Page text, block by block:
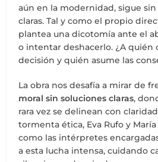
aún en la modernidad, sigue
claras. Tal y como el propio
plantea una dicotomía ante el
o intentar deshacerlo. ¿A quién
decisión y quién asume las
La obra nos desafía a mirar de
moral sin soluciones claras,
rara vez se delinean con
tormenta ética, Eva Rufo y María
como las intérpretes
a esta lucha intensa, cuidando